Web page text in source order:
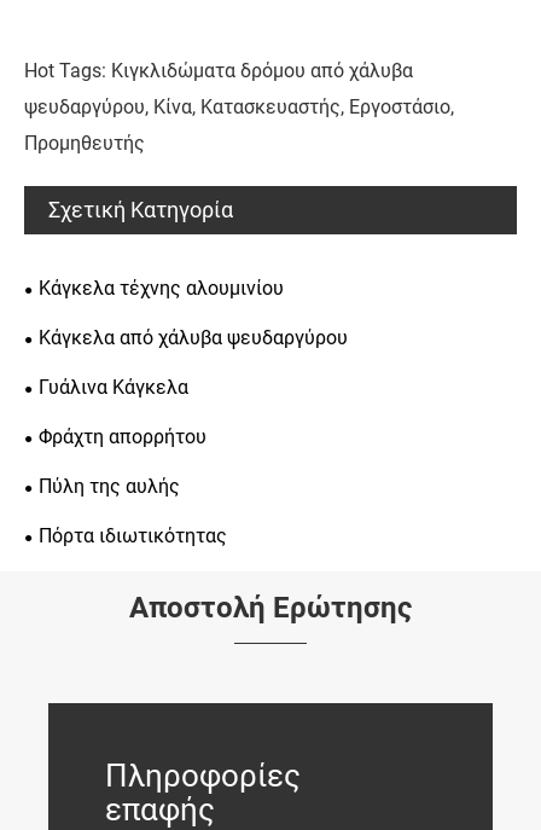
Hot Tags: Κιγκλιδώματα δρόμου από χάλυβα
ψευδαργύρου, Κίνα, Κατασκευαστής, Εργοστάσιο,
Προμηθευτής
Σχετική Κατηγορία
Κάγκελα τέχνης αλουμινίου
Κάγκελα από χάλυβα ψευδαργύρου
Γυάλινα Κάγκελα
Φράχτη απορρήτου
Πύλη της αυλής
Πόρτα ιδιωτικότητας
Αποστολή Ερώτησης
Πληροφορίες
επαφής